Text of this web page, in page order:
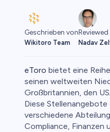
Geschrieben von
Wikitoro Team Nadav
eToro bietet eine
seinen weltweiten
Großbritannien, den
Diese
verschiedene
Compliance, Finanzen